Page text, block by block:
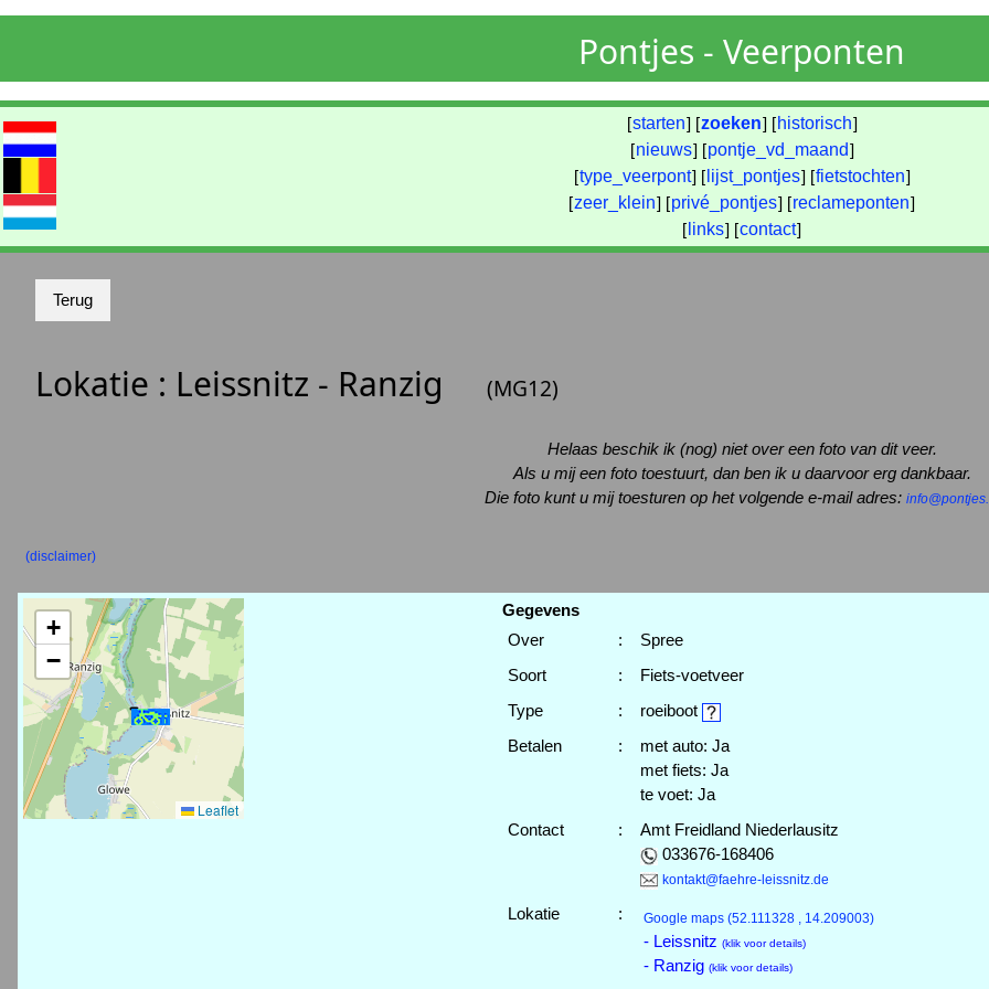
Pontjes - Veerponten
[starten] [zoeken] [ historisch]
[nieuws] [pontje_vd_maand]
[type_veerpont] [ lijst_pontjes] [fietstochten]
[zeer_klein] [privé_pontjes] [reclameponten]
[ links] [contact]
Lokatie : Leissnitz - Ranzig (MG12)
Helaas beschik ik (nog) niet over een foto van dit veer.
Als u mij een foto toestuurt, dan ben ik u daarvoor erg dankbaar.
Die foto kunt u mij toesturen op het volgende e-mail adres:
(disclaimer)
+
−
Leaflet
Gegevens
Over
:
Spree
Soort
:
Fiets-voetveer
Type
:
roeiboot
Betalen
:
met auto: Ja
met fiets: Ja
te voet: Ja
Contact
:
Amt Freidland Niederlausitz
033676-168406
kontakt@faehre-leissnitz.de
Lokatie : Google maps (52.111328 , 14.209003)
- Leissnitz (klik voor details)
- Ranzig (klik voor details)